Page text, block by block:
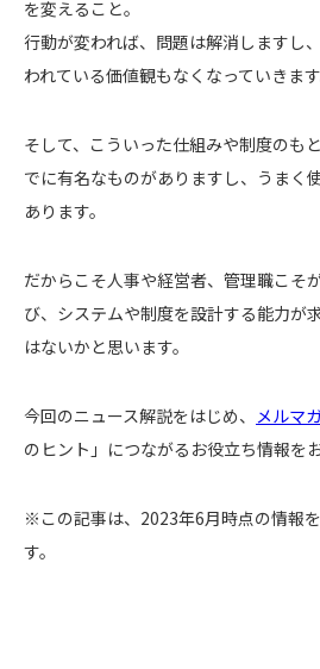
を変えること。
行動が変われば、問題は解消しますし
われている価値観もなくなっていきます
そして、こういった仕組みや制度のも
でに有名なものがありますし、うまく
あります。
だからこそ人事や経営者、管理職こそ
び、システムや制度を設計する能力が
はないかと思います。
今回のニュース解説をはじめ、 メルマ
のヒント」につながるお役立ち情報を
※この記事は、2023年6月時点の情報
す。